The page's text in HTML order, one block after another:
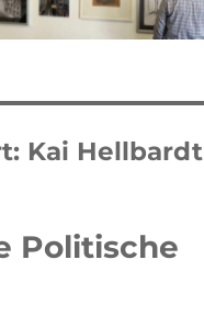
Kai Hellbardt
Politische